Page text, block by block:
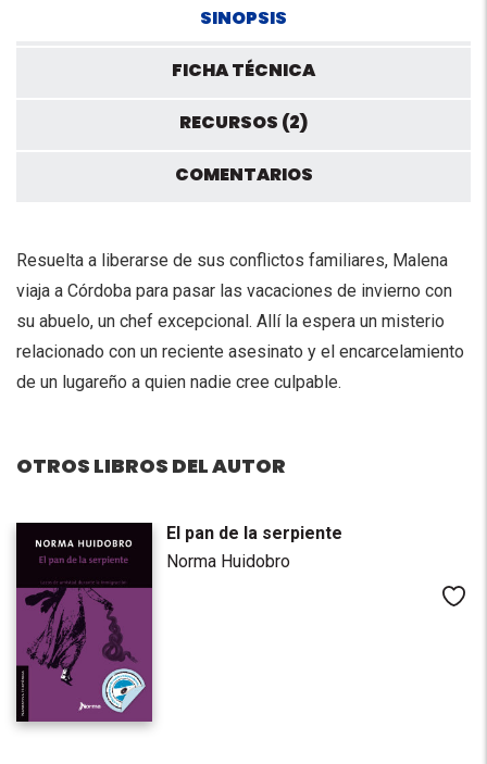
SINOPSIS
FICHA TÉCNICA
RECURSOS (2)
COMENTARIOS
Resuelta a liberarse de sus conflictos familiares, Malena
viaja a Córdoba para pasar las vacaciones de invierno con
su abuelo, un chef excepcional. Allí la espera un misterio
relacionado con un reciente asesinato y el encarcelamiento
de un lugareño a quien nadie cree culpable.
OTROS LIBROS DEL AUTOR
El pan de la serpiente
Norma Huidobro